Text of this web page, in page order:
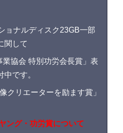
ョナルディスク23GB一部
関して
業協会 特別功労会長賞」表
です。
クリエーターを励ます賞」
ング・功労賞について